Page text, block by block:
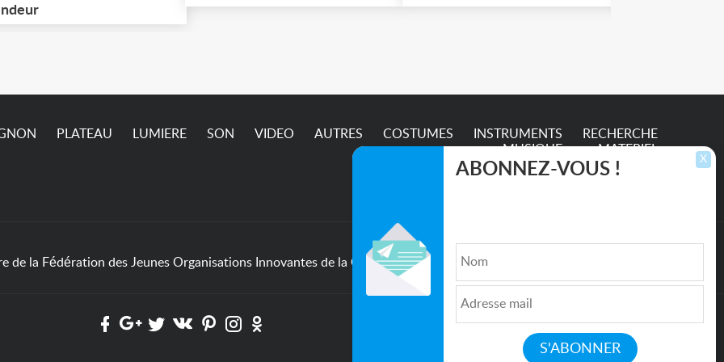
à Ivry-sur-Seine
jusqu'à ce vendredi 7
passe pas sur l’annonce
PLATEAU LUMIERE SON VIDEO AUTRES COSTUMES
INSTRUMENTS
MUSIQUE
RECHERCHE
MATERIEL
de la Fédération des Jeunes Organisations Innovantes de la Culture et de l'Entertainment
Qui sommes nous ?| Médias| Newsletter| CGU|
Politique de confidentialité
Partenaires
Mentions légales
X
ABONNEZ-VOUS !